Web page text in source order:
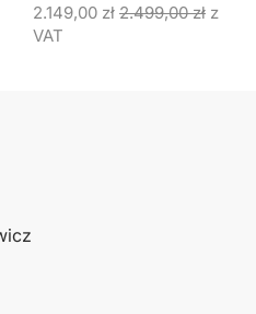
2.149,00 zł 2.499,00zł z
VAT